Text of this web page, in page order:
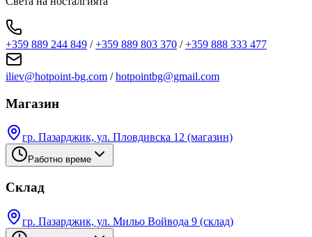
+359 889 244 849 /+359 889 803 370 /+359 888 333 477
iliev@hotpoint-bg.com /hotpointbg@gmail.com
Магазин
гр. Пазарджик, ул. Пловдивска 12 (магазин)
Работно време
Склад
гр. Пазарджик, ул. Мильо Войвода 9 (склад)